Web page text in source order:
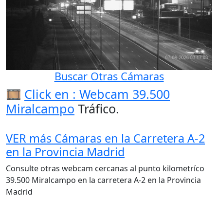
Buscar Otras Cámaras
🎞️ Click en : Webcam 39.500
Miralcampo Tráfico.
VER más Cámaras en la Carretera A-2
en la Provincia Madrid
Consulte otras webcam cercanas al punto kilometríco
39.500 Miralcampo en la carretera A-2 en la Provincia
Madrid